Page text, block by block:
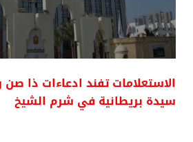
الاستعلامات تفند ادعاءات ذا
سيدة بريطانية في شرم الشيخ